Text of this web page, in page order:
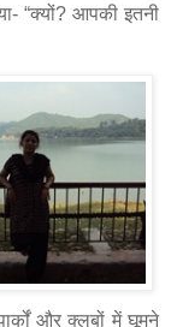
“क्यों? आपकी इतनी
और क्लबों में घूमने